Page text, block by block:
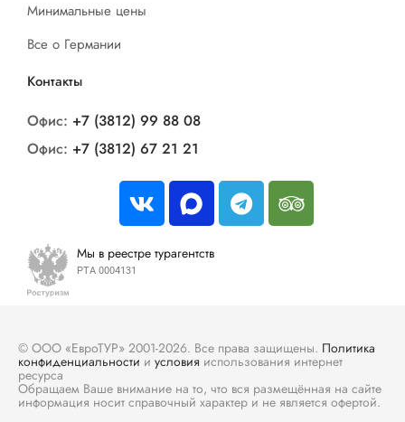
Минимальные цены
Все о Германии
Контакты
Офис: +7 (3812) 99 88 08
Офис: +7 (3812) 67 21 21
Мы в реестре турагентств
РТА 0004131
© ООО «ЕвроТУР» 2001-2026. Все права защищены. Политика
конфиденциальности и условия использования интернет
ресурса
Обращаем Ваше внимание на то, что вся размещённая на сайте
информация носит справочный характер и не является офертой.